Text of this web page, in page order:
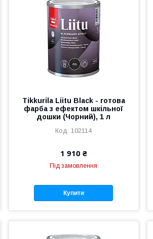
Tikkurila Liitu Black - готова
фарба з ефектом шкільної
дошки (Чорний), 1 л
102114
1 910 ₴
Під замовлення
Купити